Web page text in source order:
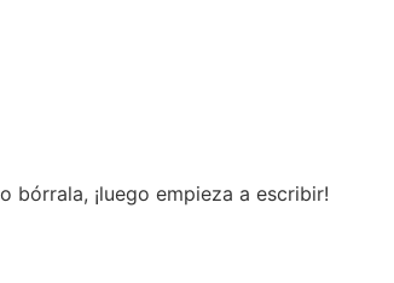
bórrala, ¡luego empieza a escribir!